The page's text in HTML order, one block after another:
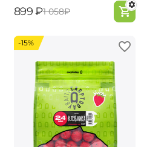
‍899‍ ₽‍1 058‍₽
-15%